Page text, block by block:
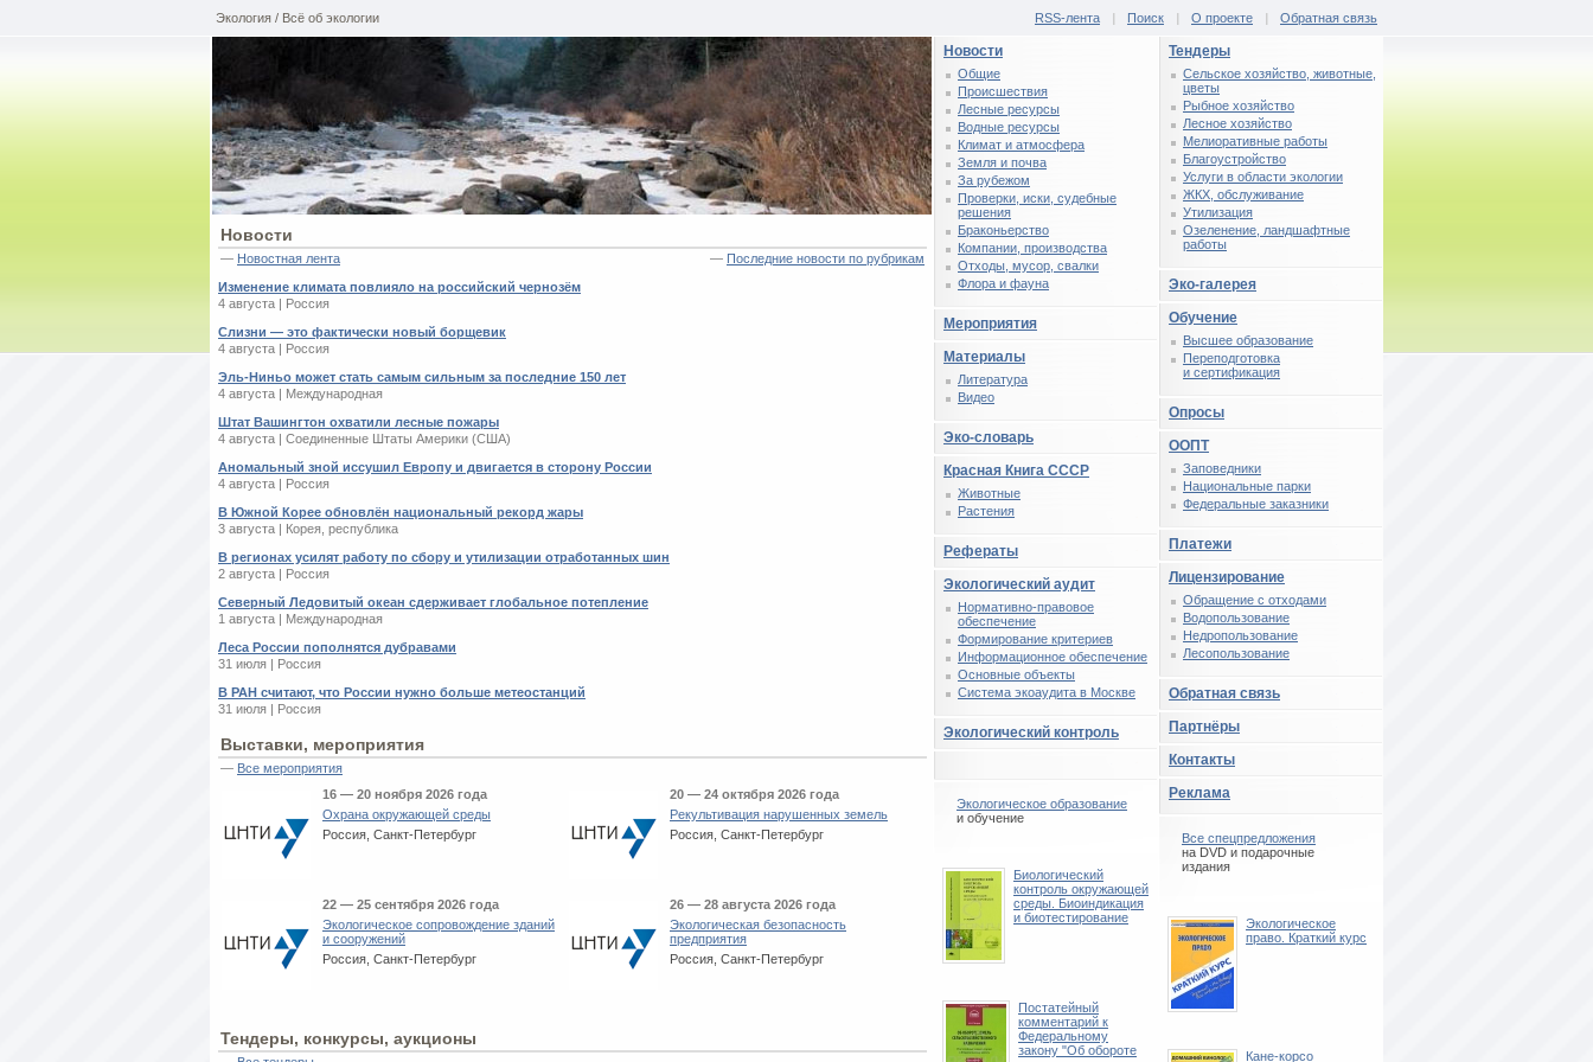
Экология / Всё об экологии RSS-лента | Поиск | О проекте | Обратная связь
Новости
— Новостная лента — Последние новости по рубрикам
Изменение климата повлияло на российский чернозём
4 августа | Россия
Слизни — это фактически новый борщевик
4 августа | Россия
Эль-Ниньо может стать самым сильным за последние 150 лет
4 августа | Международная
Штат Вашингтон охватили лесные пожары
4 августа | Соединенные Штаты Америки (США)
Аномальный зной иссушил Европу и двигается в сторону России
4 августа | Россия
В Южной Корее обновлён национальный рекорд жары
3 августа | Корея, республика
В регионах усилят работу по сбору и утилизации отработанных шин
2 августа | Россия
Северный Ледовитый океан сдерживает глобальное потепление
1 августа | Международная
Леса России пополнятся дубравами
31 июля | Россия
В РАН считают, что России нужно больше метеостанций
31 июля | Россия
Выставки, мероприятия
— Все мероприятия
16 — 20 ноября 2026 года
Охрана окружающей среды
Россия, Санкт-Петербург
20 — 24 октября 2026 года
Рекультивация нарушенных земель
Россия, Санкт-Петербург
22 — 25 сентября 2026 года
Экологическое сопровождение зданий
и сооружений
Россия, Санкт-Петербург
26 — 28 августа 2026 года
Экологическая безопасность
предприятия
Россия, Санкт-Петербург
Тендеры, конкурсы, аукционы
Тендеры
Сельское хозяйство, животные,
цветы
Рыбное хозяйство
Лесное хозяйство
Мелиоративные работы
Благоустройство
Услуги в области экологии
ЖКХ, обслуживание
Утилизация
Озеленение, ландшафтные
работы
Эко-галерея
Обучение
Высшее образование
Переподготовка
и сертификация
Опросы
ООПТ
Заповедники
Национальные парки
Федеральные заказники
Платежи
Лицензирование
Обращение с отходами
Водопользование
Недропользование
Лесопользование
Обратная связь
Партнёры
Контакты
Реклама
Все спецпредложения
на DVD и подарочные
издания
Экологическое
право. Краткий курс
Кане-корсо
Новости
Общие
Происшествия
Лесные ресурсы
Водные ресурсы
Климат и атмосфера
Земля и почва
За рубежом
Проверки, иски, судебные
решения
Браконьерство
Компании, производства
Отходы, мусор, свалки
Флора и фауна
Мероприятия
Материалы
Литература
Видео
Эко-словарь
Красная Книга СССР
Животные
Растения
Рефераты
Экологический аудит
Нормативно-правовое
обеспечение
Формирование критериев
Информационное обеспечение
Основные объекты
Система экоаудита в Москве
Экологический контроль
Экологическое образование
и обучение
Биологический
контроль окружающей
среды. Биоиндикация
и биотестирование
Постатейный
комментарий к
Федеральному
закону "Об обороте